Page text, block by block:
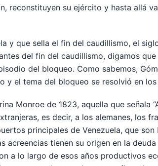
reconstituyen su ejército y hasta allá
y que sella el fin del caudillismo, el
del fin del caudillismo, digamos
del bloqueo. Como sabemos,
y el tema del bloqueo se resolvió en
Monroe de 1823, aquella que señala
es decir, a los alemanes, los
principales de Venezuela, que
acreencias tienen su origen en la
a lo largo de esos años productivos